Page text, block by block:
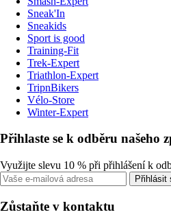
Sneak'In
Sneakids
Sport is good
Training-Fit
Trek-Expert
Triathlon-Expert
TripnBikers
Vélo-Store
Winter-Expert
Přihlaste se k odběru našeho
Využijte slevu 10 % při přihlášení k
Přihlásit
Zůstaňte v kontaktu